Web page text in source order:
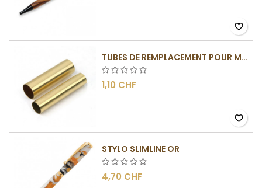
favorite_border
TUBES DE REMPLACEMENT POUR MÉCANISME SLIMLINE
1,10 CHF
favorite_border
STYLO SLIMLINE OR
4,70 CHF